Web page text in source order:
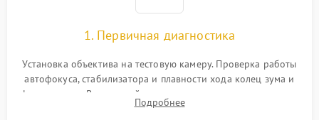
1. Первичная диагностика
Установка объектива на тестовую камеру. Проверка работы
автофокуса, стабилизатора и плавности хода колец зума и
фокусировки. Визуальный осмотр линз на наличие царапин,
грибка, пыли и оценка состояния контактов байонета.
Подробнее